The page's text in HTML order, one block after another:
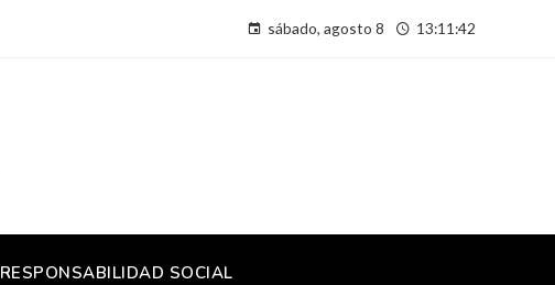
sábado, agosto 8 13:11:43
RESPONSABILIDAD SOCIAL